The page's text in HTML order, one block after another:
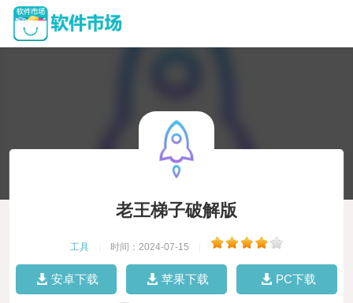
老王梯子破解版
工具 时间：2024-07-15
安卓下载 苹果下载 PC下载